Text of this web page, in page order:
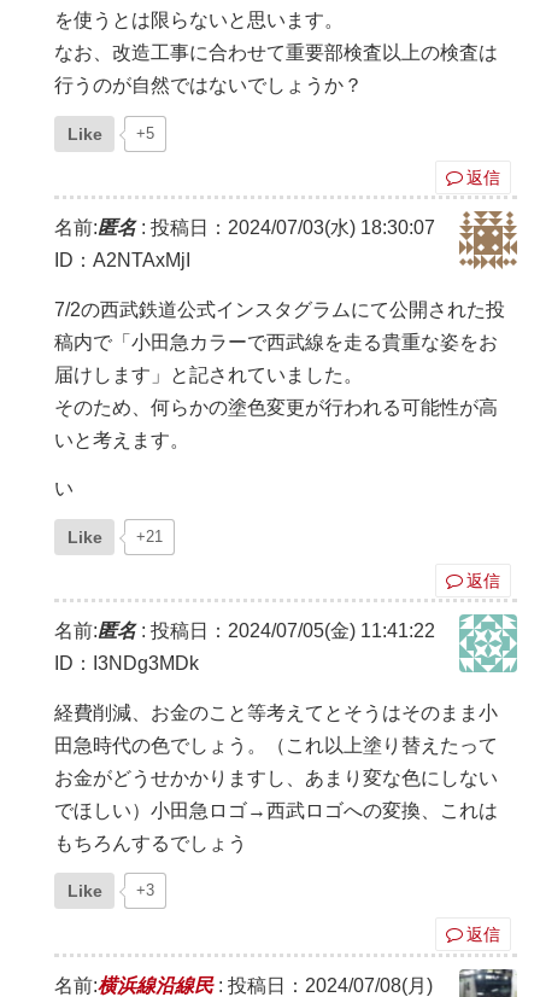
を使うとは限らないと思います。
なお、改造工事に合わせて重要部検査以上の検査は
行うのが自然ではないでしょうか？
Like +5
返信
名前:匿名: 投稿日：2024/07/03(水) 18:30:07
ID：A2NTAxMjI
7/2の西武鉄道公式インスタグラムにて公開された投
稿内で「小田急カラーで西武線を走る貴重な姿をお
届けします」と記されていました。
そのため、何らかの塗色変更が行われる可能性が高
いと考えます。
い
Like +21
返信
名前:匿名: 投稿日：2024/07/05(金) 11:41:22
ID：I3NDg3MDk
経費削減、お金のこと等考えてとそうはそのまま小
田急時代の色でしょう。（これ以上塗り替えたって
お金がどうせかかりますし、あまり変な色にしない
でほしい）小田急ロゴ→西武ロゴへの変換、これは
もちろんするでしょう
Like +3
返信
名前:横浜線沿線民: 投稿日：2024/07/08(月)